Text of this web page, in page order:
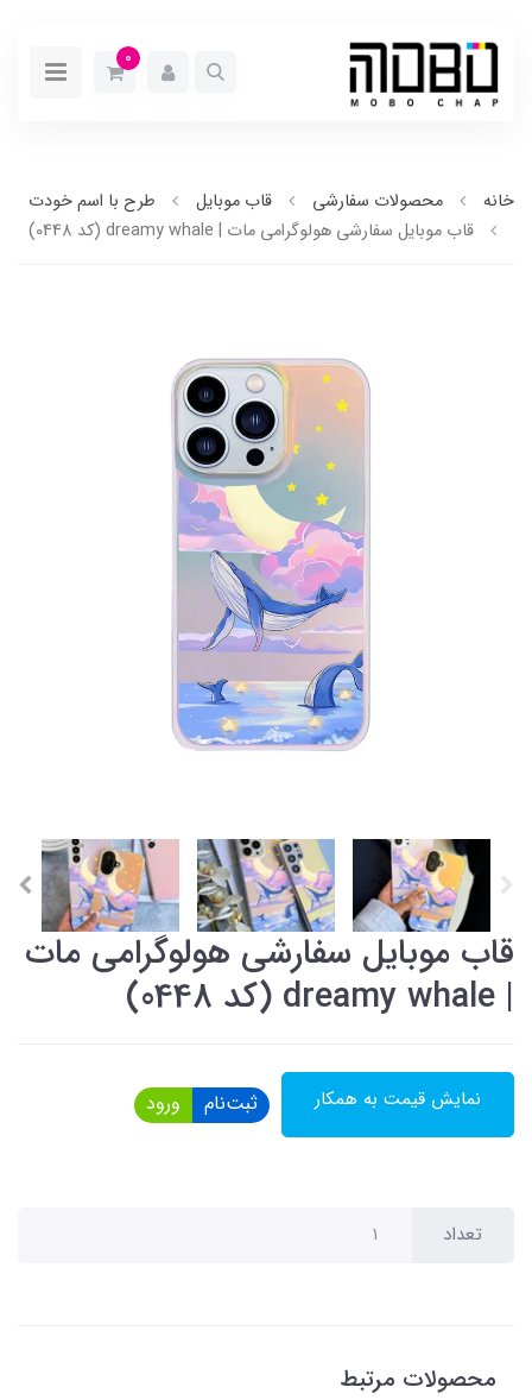
0
خانه محصولات سفارشی قاب موبایل
طرح با اسم خودت
قاب موبایل سفارشی هولوگرامی مات | dreamy whale (کد 0448)
قاب موبایل سفارشی هولوگرامی مات
| dreamy whale (کد 0448)
نمایش قیمت به همکار ثبت‌نام ورود
تعداد
محصولات مرتبط